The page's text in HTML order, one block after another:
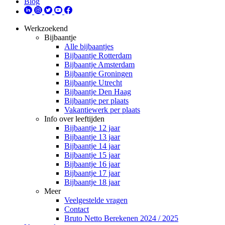
Werkzoekend
Bijbaantje
Alle bijbaantjes
Bijbaantje Rotterdam
Bijbaantje Amsterdam
Bijbaantje Groningen
Bijbaantje Utrecht
Bijbaantje Den Haag
Bijbaantje per plaats
Vakantiewerk per plaats
Info over leeftijden
Bijbaantje 12 jaar
Bijbaantje 13 jaar
Bijbaantje 14 jaar
Bijbaantje 15 jaar
Bijbaantje 16 jaar
Bijbaantje 17 jaar
Bijbaantje 18 jaar
Meer
Veelgestelde vragen
Contact
Bruto Netto Berekenen 2024 / 2025